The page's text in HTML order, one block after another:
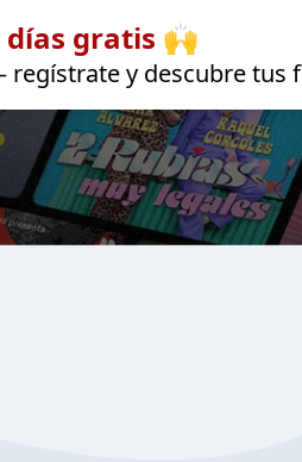
días gratis 🙌
regístrate y descubre